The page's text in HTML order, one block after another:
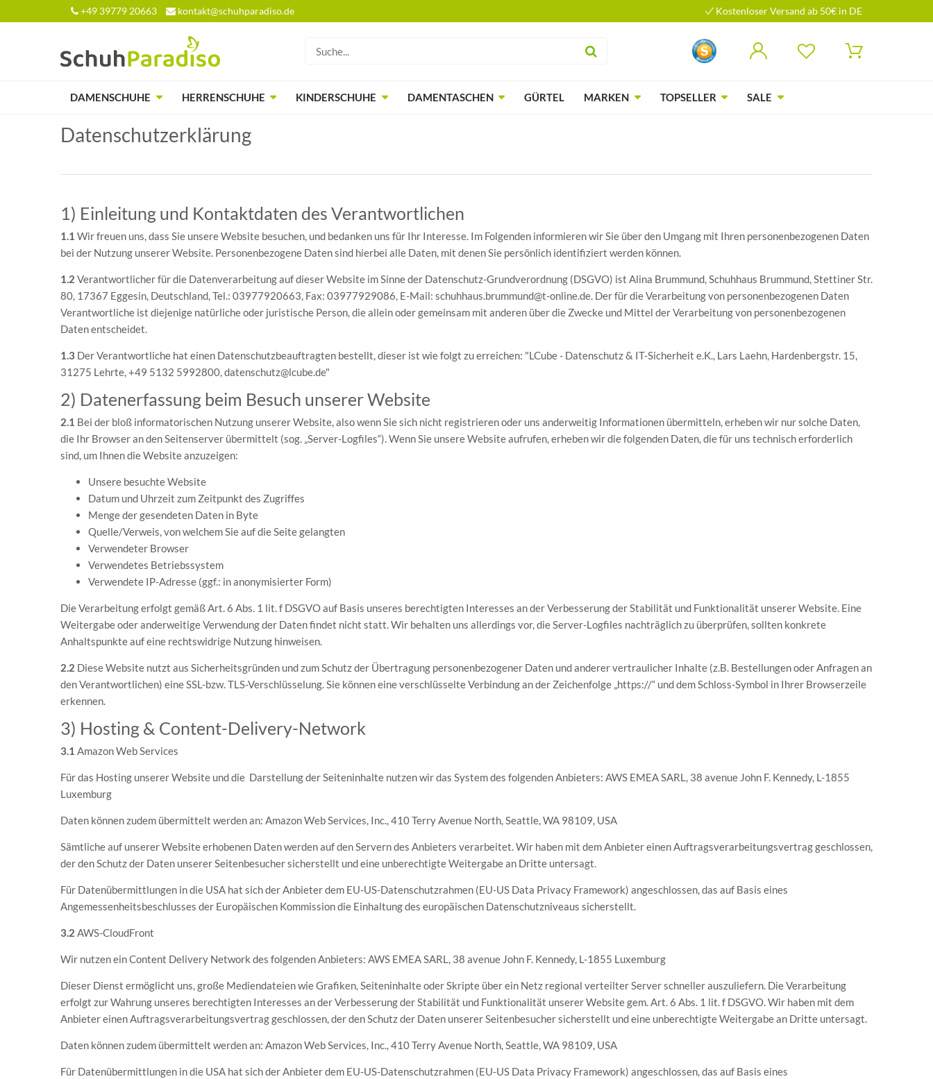
+49 39779 20663 kontakt@schuhparadiso.de Kostenloser Versand ab 50€ in DE
DAMENSCHUHE HERRENSCHUHE KINDERSCHUHE DAMENTASCHEN GÜRTEL MARKEN TOPSELLER SALE
Daten­schutz­erklärung
1) Einleitung und Kontaktdaten des Verantwortlichen
1.1 Wir freuen uns, dass Sie unsere Website besuchen, und bedanken uns für Ihr Interesse. Im Folgenden informieren wir Sie über den Umgang mit Ihren personenbezogenen Daten
bei der Nutzung unserer Website. Personenbezogene Daten sind hierbei alle Daten, mit denen Sie persönlich identifiziert werden können.
1.2 Verantwortlicher für die Datenverarbeitung auf dieser Website im Sinne der Datenschutz-Grundverordnung (DSGVO) ist Alina Brummund, Schuhhaus Brummund, Stettiner Str.
80, 17367 Eggesin, Deutschland, Tel.: 03977920663, Fax: 03977929086, E-Mail: schuhhaus.brummund@t-online.de. Der für die Verarbeitung von personenbezogenen Daten
Verantwortliche ist diejenige natürliche oder juristische Person, die allein oder gemeinsam mit anderen über die Zwecke und Mittel der Verarbeitung von personenbezogenen
Daten entscheidet.
1.3 Der Verantwortliche hat einen Datenschutzbeauftragten bestellt, dieser ist wie folgt zu erreichen: "LCube - Datenschutz & IT-Sicherheit e.K., Lars Laehn, Hardenbergstr. 15,
31275 Lehrte, +49 5132 5992800, datenschutz@lcube.de"
2) Datenerfassung beim Besuch unserer Website
2.1 Bei der bloß informatorischen Nutzung unserer Website, also wenn Sie sich nicht registrieren oder uns anderweitig Informationen übermitteln, erheben wir nur solche Daten,
die Ihr Browser an den Seitenserver übermittelt (sog. „Server-Logfiles“). Wenn Sie unsere Website aufrufen, erheben wir die folgenden Daten, die für uns technisch erforderlich
sind, um Ihnen die Website anzuzeigen:
Unsere besuchte Website
Datum und Uhrzeit zum Zeitpunkt des Zugriffes
Menge der gesendeten Daten in Byte
Quelle/Verweis, von welchem Sie auf die Seite gelangten
Verwendeter Browser
Verwendetes Betriebssystem
Verwendete IP-Adresse (ggf.: in anonymisierter Form)
Die Verarbeitung erfolgt gemäß Art. 6 Abs. 1 lit. f DSGVO auf Basis unseres berechtigten Interesses an der Verbesserung der Stabilität und Funktionalität unserer Website. Eine
Weitergabe oder anderweitige Verwendung der Daten findet nicht statt. Wir behalten uns allerdings vor, die Server-Logfiles nachträglich zu überprüfen, sollten konkrete
Anhaltspunkte auf eine rechtswidrige Nutzung hinweisen.
2.2 Diese Website nutzt aus Sicherheitsgründen und zum Schutz der Übertragung personenbezogener Daten und anderer vertraulicher Inhalte (z.B. Bestellungen oder Anfragen an
den Verantwortlichen) eine SSL-bzw. TLS-Verschlüsselung. Sie können eine verschlüsselte Verbindung an der Zeichenfolge „https://“ und dem Schloss-Symbol in Ihrer Browserzeile
erkennen.
3) Hosting & Content-Delivery-Network
3.1 Amazon Web Services
Für das Hosting unserer Website und die Darstellung der Seiteninhalte nutzen wir das System des folgenden Anbieters: AWS EMEA SARL, 38 avenue John F. Kennedy, L-1855
Luxemburg
Daten können zudem übermittelt werden an: Amazon Web Services, Inc., 410 Terry Avenue North, Seattle, WA 98109, USA
Sämtliche auf unserer Website erhobenen Daten werden auf den Servern des Anbieters verarbeitet. Wir haben mit dem Anbieter einen Auftragsverarbeitungsvertrag geschlossen,
der den Schutz der Daten unserer Seitenbesucher sicherstellt und eine unberechtigte Weitergabe an Dritte untersagt.
Für Datenübermittlungen in die USA hat sich der Anbieter dem EU-US-Datenschutzrahmen (EU-US Data Privacy Framework) angeschlossen, das auf Basis eines
Angemessenheitsbeschlusses der Europäischen Kommission die Einhaltung des europäischen Datenschutzniveaus sicherstellt.
3.2 AWS-CloudFront
Wir nutzen ein Content Delivery Network des folgenden Anbieters: AWS EMEA SARL, 38 avenue John F. Kennedy, L-1855 Luxemburg
Dieser Dienst ermöglicht uns, große Mediendateien wie Grafiken, Seiteninhalte oder Skripte über ein Netz regional verteilter Server schneller auszuliefern. Die Verarbeitung
erfolgt zur Wahrung unseres berechtigten Interesses an der Verbesserung der Stabilität und Funktionalität unserer Website gem. Art. 6 Abs. 1 lit. f DSGVO. Wir haben mit dem
Anbieter einen Auftragsverarbeitungsvertrag geschlossen, der den Schutz der Daten unserer Seitenbesucher sicherstellt und eine unberechtigte Weitergabe an Dritte untersagt.
Daten können zudem übermittelt werden an: Amazon Web Services, Inc., 410 Terry Avenue North, Seattle, WA 98109, USA
Für Datenübermittlungen in die USA hat sich der Anbieter dem EU-US-Datenschutzrahmen (EU-US Data Privacy Framework) angeschlossen, das auf Basis eines